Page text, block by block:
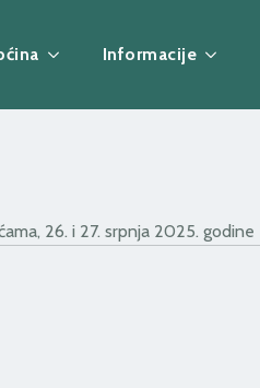
Informacije
26. i 27. srpnja 2025. godine